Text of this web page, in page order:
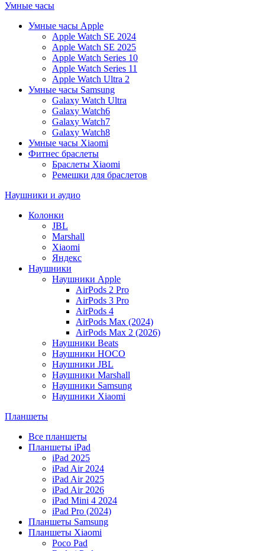
Умные часы
Умные часы Apple
Apple Watch SE 2024
Apple Watch SE 2025
Apple Watch Series 10
Apple Watch Series 11
Apple Watch Ultra 2
Умные часы Samsung
Galaxy Watch Ultra
Galaxy Watch6
Galaxy Watch7
Galaxy Watch8
Умные часы Xiaomi
Фитнес браслеты
Браслеты Xiaomi
Ремешки для браслетов
Наушники и аудио
Колонки
JBL
Marshall
Xiaomi
Яндекс
Наушники
Наушники Apple
AirPods 2 Pro
AirPods 3 Pro
AirPods 4
AirPods Max (2024)
AirPods Max 2 (2026)
Наушники Beats
Наушники HOCO
Наушники JBL
Наушники Marshall
Наушники Samsung
Наушники Xiaomi
Планшеты
Все планшеты
Планшеты iPad
iPad 2025
iPad Air 2024
iPad Air 2025
iPad Air 2026
iPad Mini 4 2024
iPad Pro (2024)
Планшеты Samsung
Планшеты Xiaomi
Poco Pad